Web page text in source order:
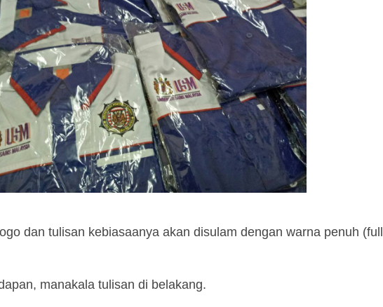
dan tulisan kebiasaanya akan disulam dengan warna penuh (full
manakala tulisan di belakang.